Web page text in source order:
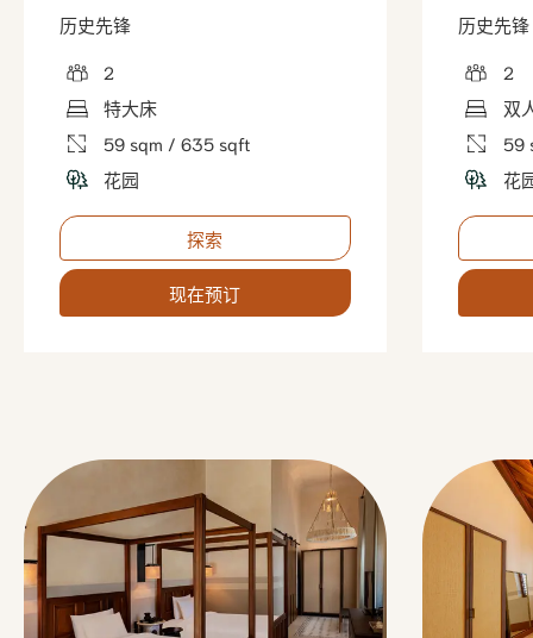
历史先锋
2
特大床
59 sqm / 635 sqft
花园
探索
现在预订
历史先锋
2
双
59
花